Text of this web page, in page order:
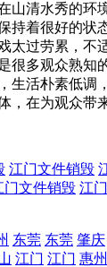
山清水秀的环
持着很好的状
太过劳累，不
观众熟知的
生活朴素低调
，在为观众带
江门文件销毁
门文件销毁 江
东莞 东莞 肇庆
江门 江门 惠州